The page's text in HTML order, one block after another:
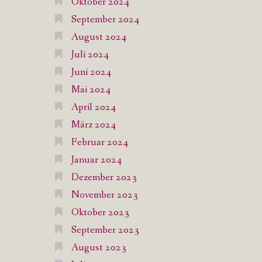
September 2024
August 2024
Juli 2024
Juni 2024
Mai 2024
April 2024
März 2024
Februar 2024
Januar 2024
Dezember 2023
November 2023
Oktober 2023
September 2023
August 2023